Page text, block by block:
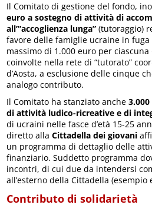
Il Comitato di gestione del fondo,
euro a sostegno di attività di
all’”accoglienza lunga” (tutoraggio)
favore delle famiglie ucraine in
massimo di 1.000 euro per
coinvolte nella rete di “tutorato”
d’Aosta, a esclusione delle cinque
analogo contributo.
Il Comitato ha stanziato anche
di attività ludico-ricreative e di
di ucraini nelle fasce d’età 15-25
diretto allaCittadella dei giovani
un programma di dettaglio delle
finanziario. Suddetto programma
incontri, di cui due da intendersi
all’esterno della Cittadella (esempio
Contributo di solidarietà